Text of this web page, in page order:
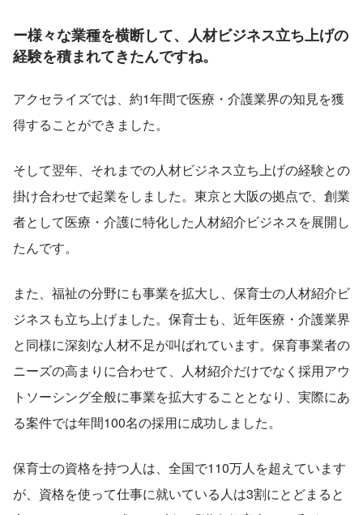
ー様々な業種を横断して、人材ビジネス立ち上げの
経験を積まれてきたんですね。
アクセライズでは、約1年間で医療・介護業界の知見を獲
得することができました。
そして翌年、それまでの人材ビジネス立ち上げの経験との
掛け合わせで起業をしました。東京と大阪の拠点で、創業
者として医療・介護に特化した人材紹介ビジネスを展開し
たんです。
また、福祉の分野にも事業を拡大し、保育士の人材紹介ビ
ジネスも立ち上げました。保育士も、近年医療・介護業界
と同様に深刻な人材不足が叫ばれています。保育事業者の
ニーズの高まりに合わせて、人材紹介だけでなく採用アウ
トソーシング全般に事業を拡大することとなり、実際にあ
る案件では年間100名の採用に成功しました。
保育士の資格を持つ人は、全国で110万人を超えています
が、資格を使って仕事に就いている人は3割にとどまると